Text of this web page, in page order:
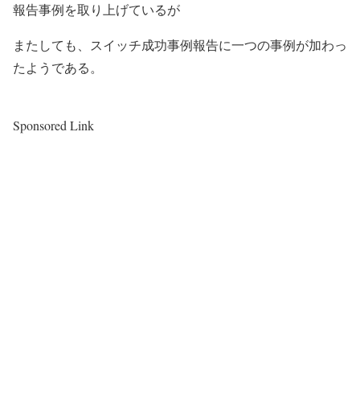
報告事例を取り上げているが
またしても、スイッチ成功事例報告に一つの事例が加わっ
たようである。
Sponsored Link